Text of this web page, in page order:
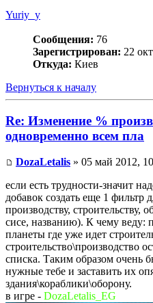
Yuriy_y
Сообщения: 76
Зарегистрирован: 22
Откуда: Киев
Вернуться к началу
Re: Изменение %
одновременно всем пла
DozaLetalis » 05 май 2012,
если есть трудности-значит
добавок создать еще 1 фильтр
производству, строительству,
сисе, названию). К чему веду:
планеты где уже идет
строительство\производство
списка. Таким образом очень
нужные тебе и заставить их
здания\кораблики\оборону.
в игре - DozaLetalis_EG